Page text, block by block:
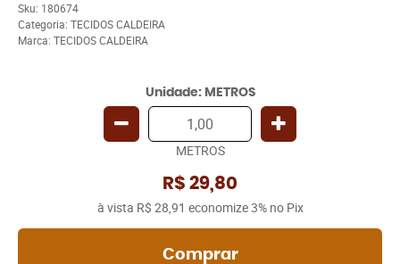
Sku: 180674
Categoria: TECIDOS CALDEIRA
Marca: TECIDOS CALDEIRA
Unidade: METROS
METROS
R$ 29,80
à vista R$ 28,91 economize3% no Pix
Comprar